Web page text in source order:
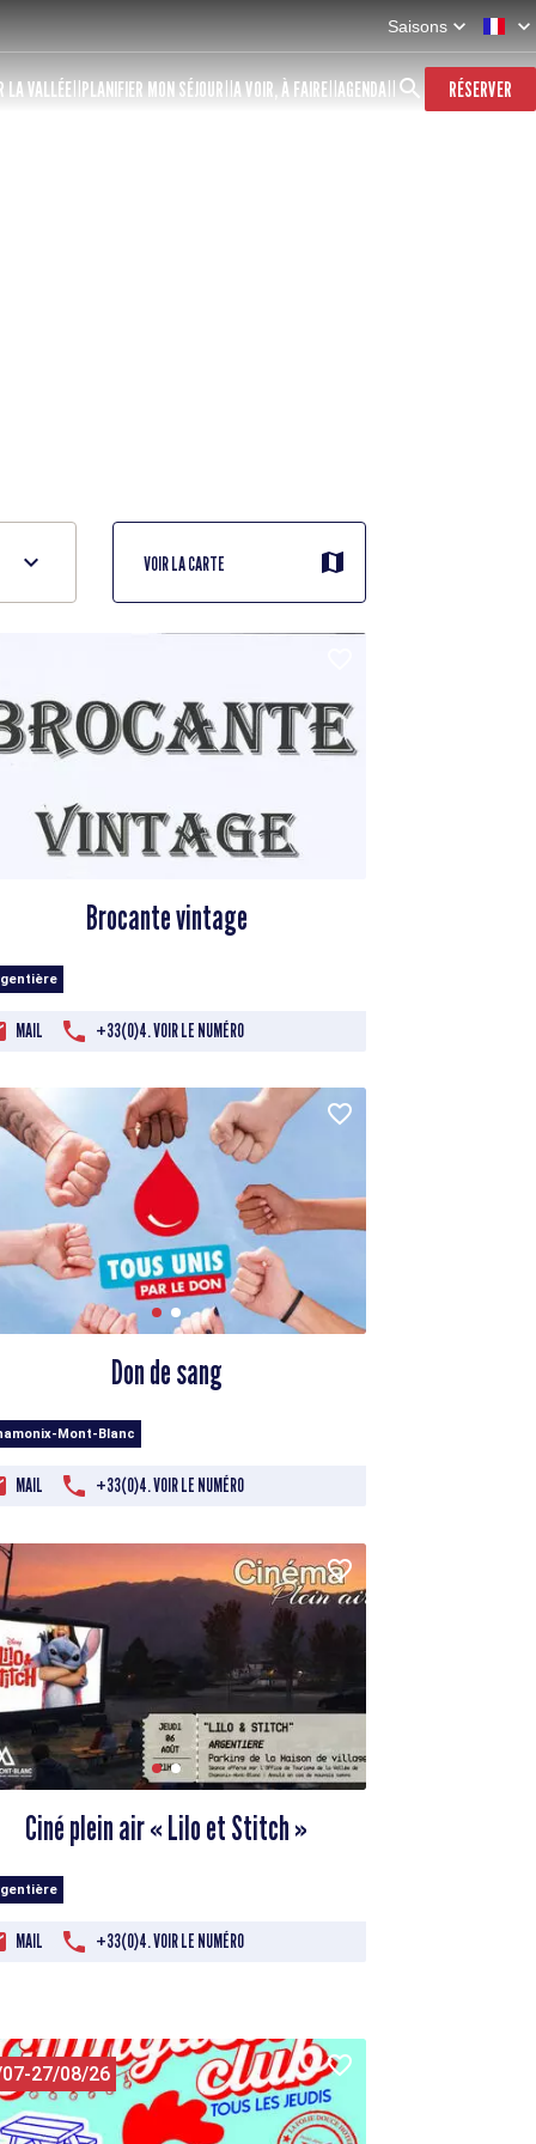
Saisons
LA VALLÉE PLANIFIER MON SÉJOUR A VOIR, À FAIRE AGENDA RÉSERVER
VOIR LA CARTE
Brocante vintage
MAIL +33(0)4. VOIR LE NUMÉRO
Don de sang
Mont-Blanc
MAIL +33(0)4. VOIR LE NUMÉRO
Ciné plein air « Lilo et Stitch »
MAIL +33(0)4. VOIR LE NUMÉRO
27/08/26